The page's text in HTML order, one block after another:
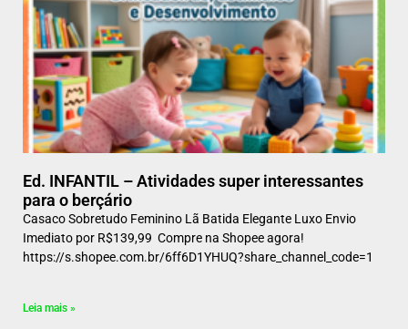
Ed. INFANTIL – Atividades super interessantes
para o berçário
Casaco Sobretudo Feminino Lã Batida Elegante Luxo Envio
Imediato por R$139,99 Compre na Shopee agora!
https://s.shopee.com.br/6ff6D1YHUQ?share_channel_code=1
Leia mais »